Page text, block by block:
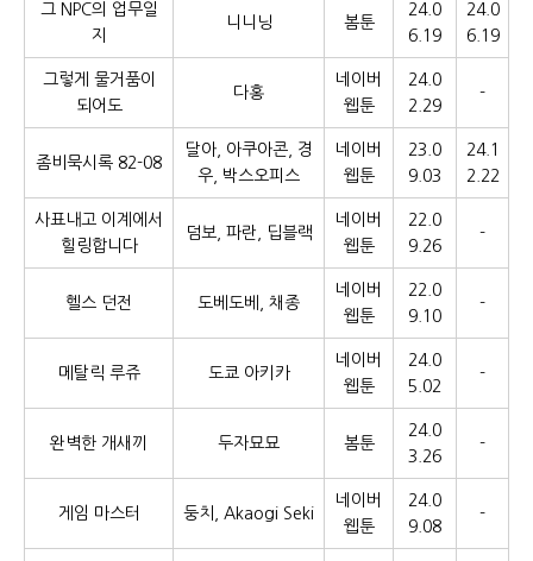
그 NPC의 업무일
지
니니닝 봄툰
24.0
6.19
24.0
6.19
그렇게 물거품이
되어도
다홍
네이버
웹툰
24.0
2.29
-
좀비묵시록 82-08
달아, 아쿠아콘, 경
우, 박스오피스
네이버
웹툰
23.0
9.03
24.1
2.22
사표내고 이계에서
힐링합니다
덤보, 파란, 딥블랙
네이버
웹툰
22.0
9.26
-
헬스 던전 도베도베, 채종
네이버
웹툰
22.0
9.10
-
메탈릭 루쥬 도쿄 아키카
네이버
웹툰
24.0
5.02
-
완벽한 개새끼 두자묘묘 봄툰
24.0
3.26
-
게임 마스터 둥치, Akaogi Seki
네이버
웹툰
24.0
9.08
-